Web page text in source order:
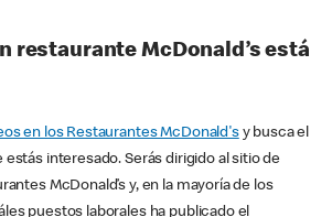
restaurante McDonald’s está
en los Restaurantes McDonald'sy busca el
interesado. Serás dirigido al sitio de
McDonald’s y, en la mayoría de los
puestos laborales ha publicado el